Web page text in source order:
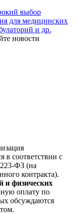
выбор
для медицинских
и др.
новости
в соответствии с
ФЗ (на
контракта).
и физических
оплату по
обсуждаются